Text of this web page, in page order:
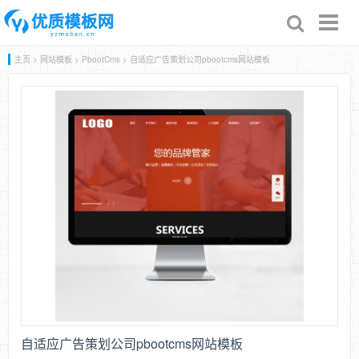
主页 > 网站模板 > PbootCms > 自适应广告策划公司pbootcms网站模板
自适应广告策划公司pbootcms网站模板